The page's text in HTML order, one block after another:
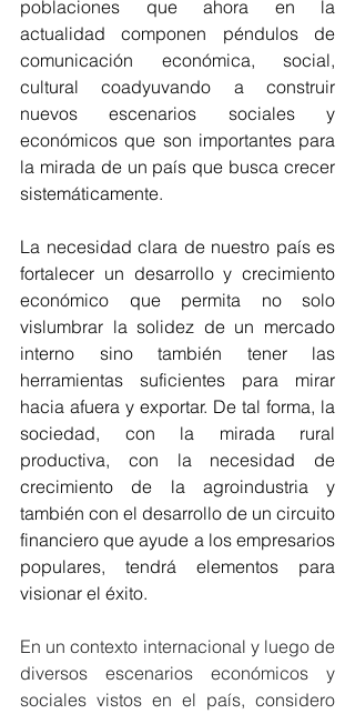
poblaciones que ahora en la
actualidad componen péndulos de
comunicación económica, social,
cultural coadyuvando a construir
nuevos escenarios sociales y
económicos que son importantes para
la mirada de un país que busca crecer
sistemáticamente.
La necesidad clara de nuestro país es
fortalecer un desarrollo y crecimiento
económico que permita no solo
vislumbrar la solidez de un mercado
interno sino también tener las
herramientas suficientes para mirar
hacia afuera y exportar. De tal forma, la
sociedad, con la mirada rural
productiva, con la necesidad de
crecimiento de la agroindustria y
también con el desarrollo de un circuito
financiero que ayude a los empresarios
populares, tendrá elementos para
visionar el éxito.
En un contexto internacional y luego de
diversos escenarios económicos y
sociales vistos en el país, considero